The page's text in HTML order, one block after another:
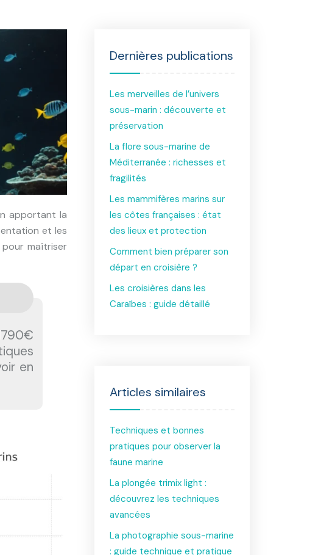
et les
maîtriser
en
Dernières publications
Les merveilles de l’univers
sous-marin : découverte et
préservation
La flore sous-marine de
Méditerranée : richesses et
fragilités
Les mammifères marins sur
les côtes françaises : état
des lieux et protection
Comment bien préparer son
départ en croisière ?
Les croisières dans les
Caraïbes : guide détaillé
Articles similaires
Techniques et bonnes
pratiques pour observer la
faune marine
La plongée trimix light :
découvrez les techniques
avancées
La photographie sous-marine
: guide technique et pratique